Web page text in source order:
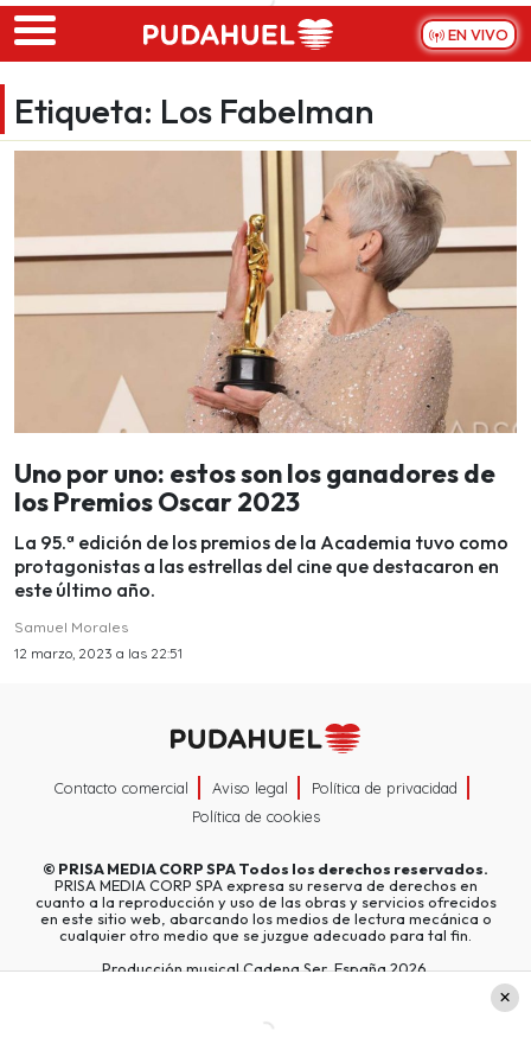
Skip to main content
EN VIVO
Etiqueta: Los Fabelman
Uno por uno: estos son los ganadores de
los Premios Oscar 2023
La 95.ª edición de los premios de la Academia tuvo como
protagonistas a las estrellas del cine que destacaron en
este último año.
Samuel Morales
12 marzo, 2023 a las 22:51
Contacto comercial Aviso legal
Política de privacidad
Política de cookies
© PRISA MEDIA CORP SPATodos los derechos reservados.
PRISA MEDIA CORP SPA expresa su reserva de derechos en
cuanto a la reproducción y uso de las obras y servicios ofrecidos
en este sitio web, abarcando los medios de lectura mecánica o
cualquier otro medio que se juzgue adecuado para tal fin.
Producción musical Cadena Ser, España 2026.